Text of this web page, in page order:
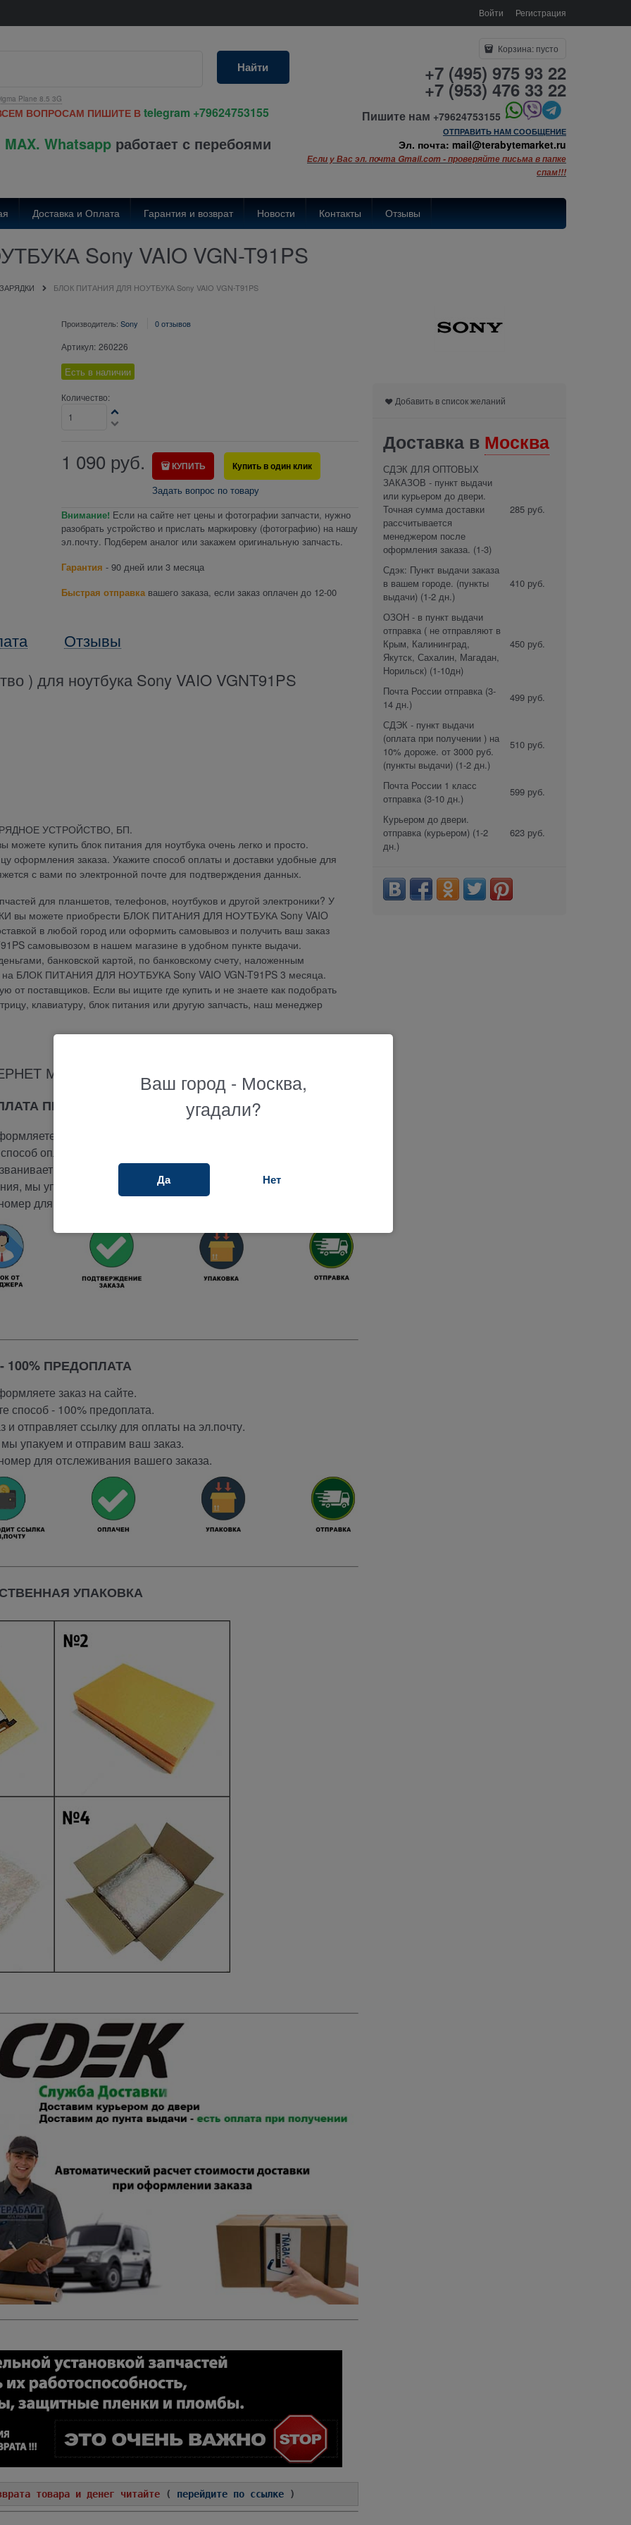
Войти Регистрация
Plane 8.5 3G
Найти
ВОПРОСАМ ПИШИТЕ В telegram +79624753155
Whatsapp работает с перебоями
Корзина: пусто
+7 (495) 975 93 22
+7 (953) 476 33 22
Пишите нам +79624753155
ОТПРАВИТЬ НАМ СООБЩЕНИЕ
Эл. почта: mail@terabytemarket.ru
Если у Вас эл. почта Gmail.com - проверяйте письма в папке
спам!!!
Доставка и Оплата Гарантия и возврат Новости Контакты Отзывы
Sony VAIO VGN-T91PS
БЛОК ПИТАНИЯ ДЛЯ НОУТБУКА Sony VAIO VGN-T91PS
Производитель: Sony 0 отзывов
Артикул: 260226
Есть в наличии
Количество:
1 090 руб. КУПИТЬ Купить в один клик
Задать вопрос по товару
Внимание! Если на сайте нет цены и фотографии запчасти, нужно
разобрать устройство и прислать маркировку (фотографию) на нашу
эл.почту. Подберем аналог или закажем оригинальную запчасть.
Гарантия - 90 дней или 3 месяца
Быстрая отправкавашего заказа, если заказ оплачен до 12-00
Отзывы
) для ноутбука Sony VAIO VGNT91PS
УСТРОЙСТВО, БП.
купить блок питания для ноутбука очень легко и просто.
оформления заказа. Укажите способ оплаты и доставки удобные для
с вами по электронной почте для подтверждения данных.
для планшетов, телефонов, ноутбуков и другой электроники? У
вы можете приобрести БЛОК ПИТАНИЯ ДЛЯ НОУТБУКА Sony VAIO
в любой город или оформить самовывоз и получить ваш заказ
самовывозом в нашем магазине в удобном пункте выдачи.
банковской картой, по банковскому счету, наложенным
на БЛОК ПИТАНИЯ ДЛЯ НОУТБУКА Sony VAIO VGN-T91PS 3 месяца.
поставщиков. Если вы ищите где купить и не знаете как подобрать
клавиатуру, блок питания или другую запчасть, наш менеджер
МАГАЗИНА ТЕРАБАЙТ МАРКЕТ
ПРИ ПОЛУЧЕНИИ
заказ на сайте.
оплаты -
вам и подтверждает заказ.
мы упакуем и отправим ваш заказ.
для отслеживания вашего заказа.
100% ПРЕДОПЛАТА
заказ на сайте.
способ - 100% предоплата.
и отправляет ссылку для оплаты на эл.почту.
упакуем и отправим ваш заказ.
для отслеживания вашего заказа.
УПАКОВКА
товара и денег читайте( перейдите по ссылке)
Добавить в список желаний
Доставка в Москва
СДЭК ДЛЯ ОПТОВЫХ
ЗАКАЗОВ - пункт выдачи
или курьером до двери.
Точная сумма доставки
рассчитывается
менеджером после
оформления заказа. (1-3)
285 руб.
Сдэк: Пункт выдачи заказа
в вашем городе. (пункты
выдачи) (1-2 дн.)
410 руб.
ОЗОН - в пункт выдачи
отправка ( не отправляют в
Крым, Калининград,
Якутск, Сахалин, Магадан,
Норильск) (1-10дн)
450 руб.
Почта России отправка (3-
14 дн.)
499 руб.
СДЭК - пункт выдачи
(оплата при получении ) на
10% дороже. от 3000 руб.
(пункты выдачи) (1-2 дн.)
510 руб.
Почта России 1 класс
отправка (3-10 дн.)
599 руб.
Курьером до двери.
отправка (курьером) (1-2
дн.)
623 руб.
Ваш город - Москва,
угадали?
Да Нет